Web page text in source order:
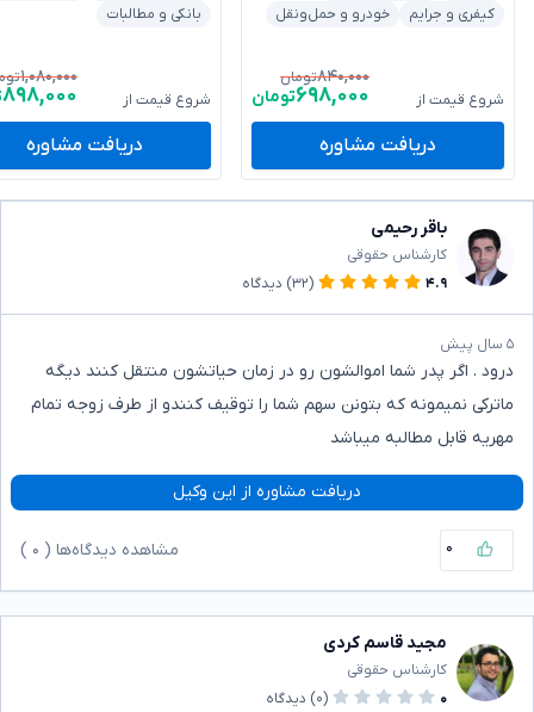
کیفری و جرایم
خودرو و حمل‌ونقل
شروع قیمت از
۸۴۰,۰۰۰تومان
۶۹۸,۰۰۰تومان
دریافت مشاوره
بانکی و مطالبات
شروع قیمت از
۱,۰۸۰,۰۰۰
۸۹۸,۰۰۰
دریافت مشاوره
باقر رحیمی
کارشناس حقوقی
۴.۹
(۳۲) دیدگاه
۵ سال پیش
درود . اگر پدر شما اموالشون رو در زمان حیاتشون منتقل کنند دیگه
ماترکی نمیمونه که بتونن سهم شما را توقیف کنندو از طرف زوجه تمام
مهریه قابل مطالبه میباشد
دریافت مشاوره از این وکیل
۰ مشاهده دیدگاه‌ها ( ۰
مجید قاسم کردی
کارشناس حقوقی
۰
(۰) دیدگاه